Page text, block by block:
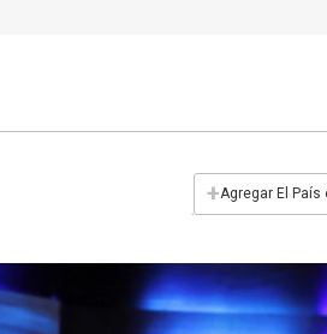
+Agregar El País